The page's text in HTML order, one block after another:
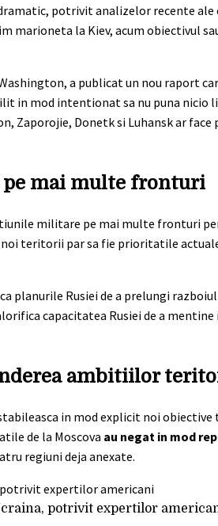
potrivit analizelor recente
marioneta la Kiev, acum obiectivul
a publicat un nou raport
in mod intentionat sa nu puna
Zaporojie, Donetk si Luhansk ar
pe mai multe fronturi
militare pe mai multe fronturi
noi teritorii par sa fie prioritatile
planurile Rusiei de a prelungi
capacitatea Rusiei de a
ambitiilor
in mod explicit noi
de la Moscova au negat in mod
regiuni deja anexate.
potrivit expertilor